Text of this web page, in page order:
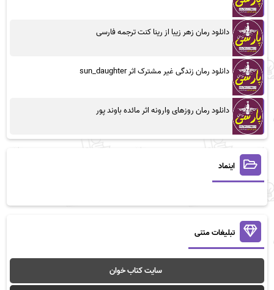
دانلود رمان زهر زیبا از رینا کنت ترجمه فارسی
دانلود رمان زندگی غیر مشترک اثر sun_daughter
دانلود رمان روزهای وارونه اثر مائده باوند پور
اینماد
تبلیغات متنی
سایت کتاب خوان